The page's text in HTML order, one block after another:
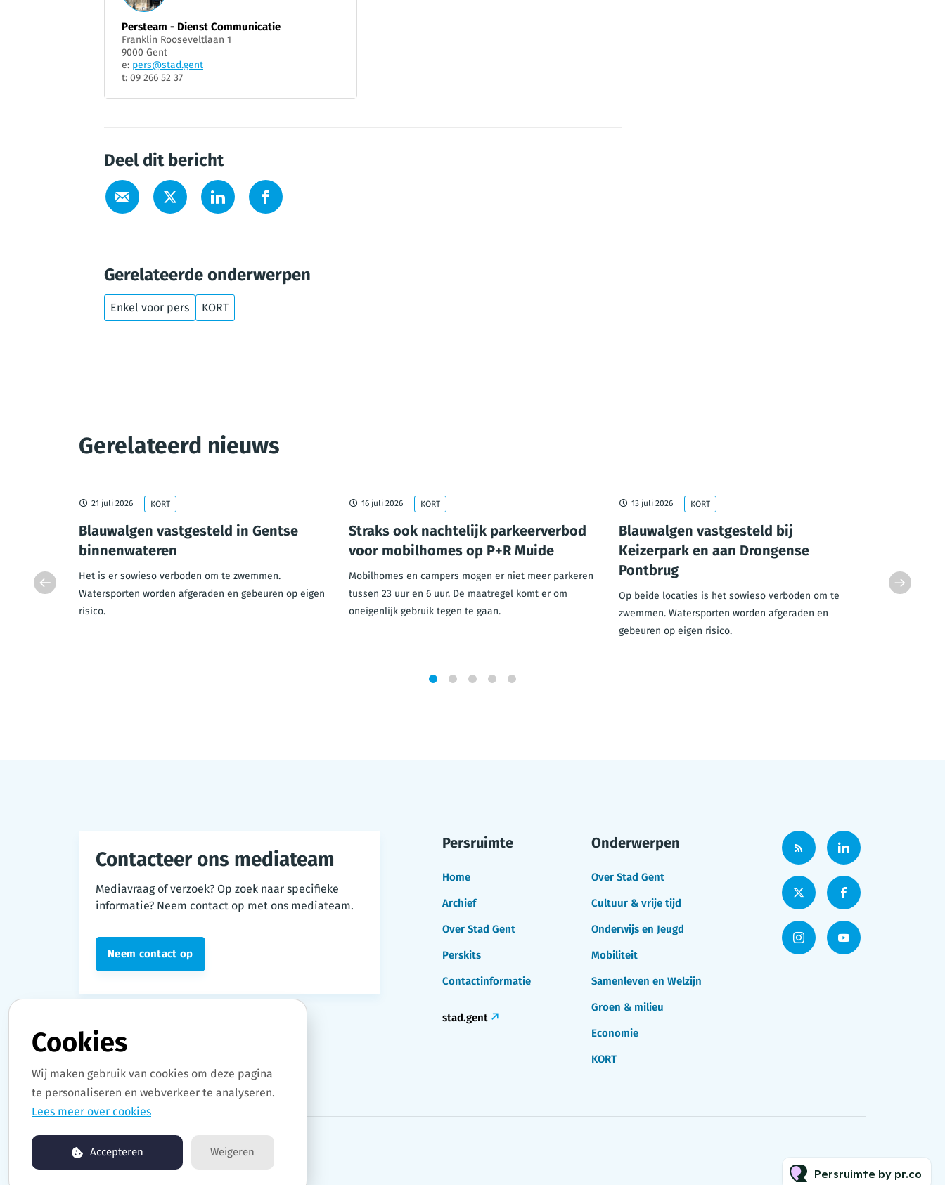
Persteam - Dienst Communicatie
Franklin Rooseveltlaan 1
9000 Gent
e: pers@stad.gent
t: 09 266 52 37
Deel dit bericht
Gerelateerde onderwerpen
Enkel voor pers KORT
Gerelateerd nieuws
in
21 juli 2026 KORT
Blauwalgen vastgesteld in Gentse
binnenwateren
Het is er sowieso verboden om te zwemmen.
Watersporten worden afgeraden en gebeuren op eigen
risico.
16 juli 2026 KORT
Straks ook nachtelijk parkeerverbod
voor mobilhomes op P+R Muide
Mobilhomes en campers mogen er niet meer parkeren
tussen 23 uur en 6 uur. De maatregel komt er om
oneigenlijk gebruik tegen te gaan.
13 juli 2026 KORT
Blauwalgen vastgesteld bij
Keizerpark en aan Drongense
Pontbrug
Op beide locaties is het sowieso verboden om te
zwemmen. Watersporten worden afgeraden en
gebeuren op eigen risico.
Met de
Contacteer ons mediateam
Mediavraag of verzoek? Op zoek naar specifieke
informatie? Neem contact op met ons mediateam.
Neem contact op
Persruimte
Home
Archief
Over Stad Gent
Perskits
Contactinformatie
stad.gent
Onderwerpen
Over Stad Gent
Cultuur & vrije tijd
Onderwijs en Jeugd
Mobiliteit
Samenleven en Welzijn
Groen & milieu
Economie
KORT
Copyright © 2026 Stad Gent. All rights reserved.
Persruimte by pr.co
Cookies
Wij maken gebruik van cookies om deze pagina
te personaliseren en webverkeer te analyseren.
Lees meer over cookies
Accepteren Weigeren